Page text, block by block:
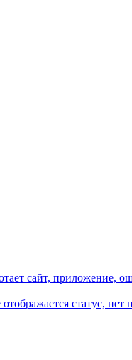
сайт, приложение,
статус, нет